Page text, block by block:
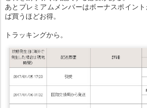
あとプレミアムメンバーはボーナスポイン
ば買うほどお得。
トラッキングから。